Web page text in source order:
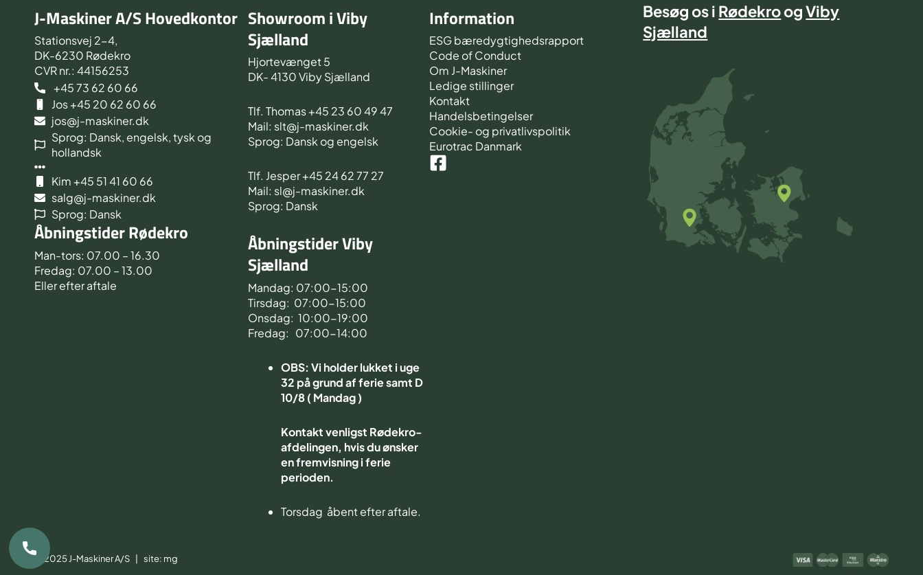
J-Maskiner A/S Hovedkontor
Stationsvej 2-4,
DK-6230 Rødekro
CVR nr.: 44156253
+45 73 62 60 66
Jos +45 20 62 60 66
jos@j-maskiner.dk
Sprog: Dansk, engelsk, tysk og
hollandsk
Kim +45 51 41 60 66
salg@j-maskiner.dk
Sprog: Dansk
Åbningstider Rødekro
Man-tors: 07.00 – 16.30
Fredag: 07.00 – 13.00
Eller efter aftale
Showroom i Viby
Sjælland
Hjortevænget 5
DK- 4130 Viby Sjælland
Tlf. Thomas +45 23 60 49 47
Mail: slt@j-maskiner.dk
Sprog: Dansk og engelsk
Tlf. Jesper +45 24 62 77 27
Mail: sl@j-maskiner.dk
Sprog: Dansk
Åbningstider Viby
Sjælland
Mandag: 07:00-15:00
Tirsdag: 07:00-15:00
Onsdag: 10:00-19:00
Fredag: 07:00-14:00
OBS: Vi holder lukket i uge
32 på grund af ferie samt D
10/8 ( Mandag )
Kontakt venligst Rødekro-
afdelingen, hvis du ønsker
en fremvisning i ferie
perioden.
Torsdag åbent efter aftale.
Information
ESG bæredygtighedsrapport
Code of Conduct
Om J-Maskiner
Ledige stillinger
Kontakt
Handelsbetingelser
Cookie- og privatlivspolitik
Eurotrac Danmark
Besøg os i RødekroogViby
Sjælland
© 2025 J-Maskiner A/S | site: mg